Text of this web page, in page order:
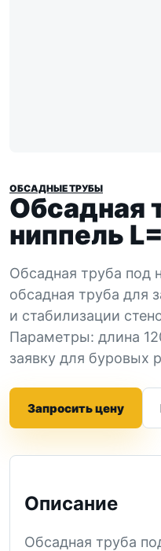
ОБСАДНЫЕ ТРУБЫ
Обсадная
ниппель
Обсадная труба под
обсадная труба для
и стабилизации
Параметры: длина
заявку для буровых
Запросить цену
Описание
Обсадная труба